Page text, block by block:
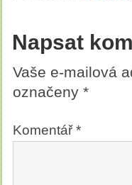
Napsat
Vaše e-mailová
označeny *
Komentář*